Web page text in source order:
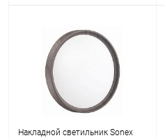
Накладной светильник Sonex